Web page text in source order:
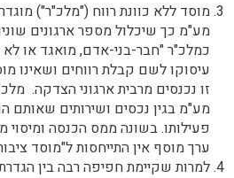
מע"מ כך שיכלול מספר ארגונים
כמלכ"ר "חבר-בני-אדם, מואגד או לא
עיסוקו לשם קבלת רווחים ושאינו
זו נכנסים מרבית ארגוני הצדקה.
מע"מ בגין נכסים ושירותים
פעילותו. בשונה ממס הכנסה
ערך מוסף אין התייחסות ל"מוסד
למרות שקיימת חפיפה רבה בין